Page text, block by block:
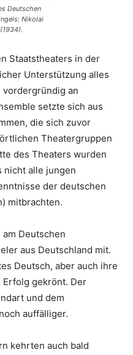
Deutschen
Nikolai
Staatstheaters in der
Unterstützung alles
vordergründig an
setzte sich aus
die sich zuvor
Theatergruppen
des Theaters wurden
nicht alle jungen
der deutschen
mitbrachten.
Deutschen
aus Deutschland mit.
Deutsch, aber auch ihre
Erfolg gekrönt. Der
und dem
auffälliger.
kehrten auch bald